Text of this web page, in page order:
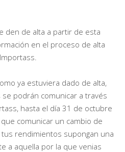
den de alta a partir de esta
en el proceso de alta
ya estuviera dado de alta,
podrán comunicar a través
hasta el día 31 de octubre
comunicar un cambio de
rendimientos supongan una
a aquella por la que venias